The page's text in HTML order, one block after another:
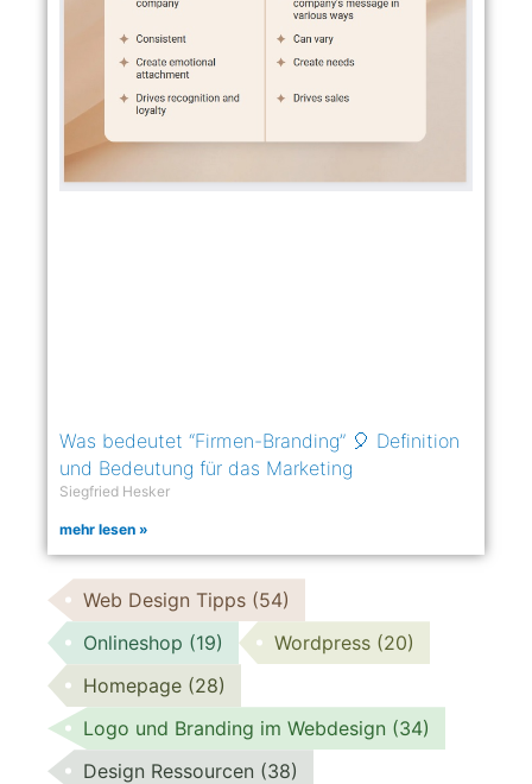
Was bedeutet “Firmen-Branding” 🎈 Definition
und Bedeutung für das Marketing
Siegfried Hesker
mehr lesen »
Web Design Tipps (54)
Onlineshop (19) Wordpress (20)
Homepage (28)
Logo und Branding im Webdesign (34)
Design Ressourcen (38)